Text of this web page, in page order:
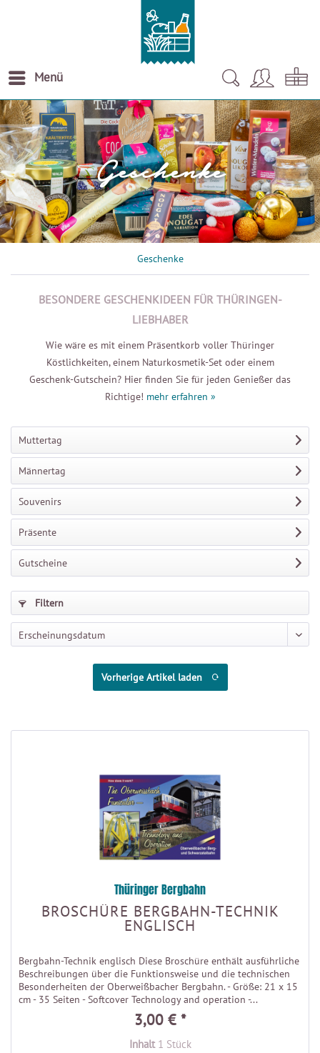
Menü
Geschenke
Geschenke
BESONDERE GESCHENKIDEEN FÜR THÜRINGEN-
LIEBHABER
Wie wäre es mit einem Präsentkorb voller Thüringer
Köstlichkeiten, einem Naturkosmetik-Set oder einem
Geschenk-Gutschein? Hier finden Sie für jeden Genießer das
Richtige! mehr erfahren »
Muttertag
Männertag
Souvenirs
Präsente
Gutscheine
Filtern
Vorherige Artikel laden
Thüringer Bergbahn
BROSCHÜRE BERGBAHN-TECHNIK
ENGLISCH
Bergbahn-Technik englisch Diese Broschüre enthält ausführliche
Beschreibungen über die Funktionsweise und die technischen
Besonderheiten der Oberweißbacher Bergbahn. - Größe: 21 x 15
cm - 35 Seiten - Softcover Technology and operation -...
3,00 € *
Inhalt 1 Stück